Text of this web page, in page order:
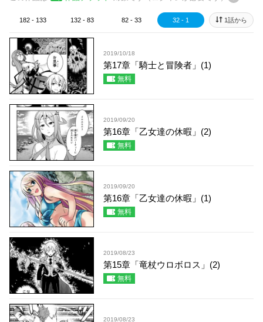
182 - 133 132 - 83 82 - 33 32 - 1 1話から
2019/10/18
第17章「騎士と冒険者」(1)
無料
2019/09/20
第16章「乙女達の休暇」(2)
無料
2019/09/20
第16章「乙女達の休暇」(1)
無料
2019/08/23
第15章「竜杖ウロボロス」(2)
無料
2019/08/23